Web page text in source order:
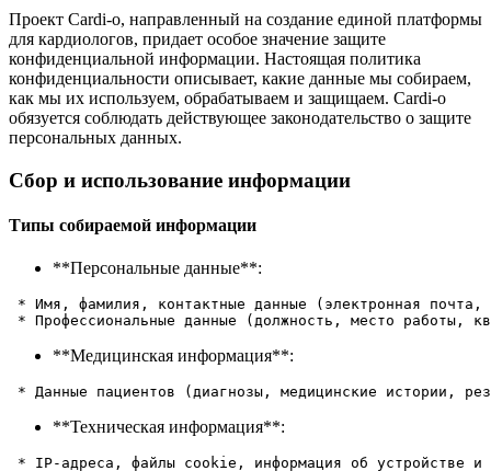
Проект Cardi-o, направленный на создание единой платформы
для кардиологов, придает особое значение защите
конфиденциальной информации. Настоящая политика
конфиденциальности описывает, какие данные мы собираем,
как мы их используем, обрабатываем и защищаем. Cardi-o
обязуется соблюдать действующее законодательство о защите
персональных данных.
Сбор и использование информации
Типы собираемой информации
**Персональные данные**:
* Имя, фамилия, контактные данные (электронная почта,
**Медицинская информация**:
**Техническая информация**: